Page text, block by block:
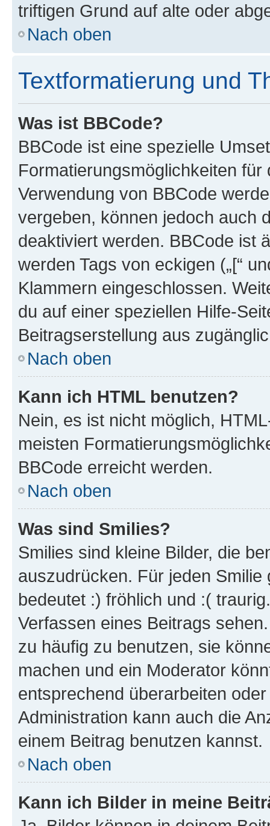
triftigen Grund auf alte oder
Nach oben
Textformatierung und
Was ist BBCode?
BBCode ist eine spezielle
Formatierungsmöglichkeiten
Verwendung von BBCode
vergeben, können jedoch auch
deaktiviert werden. BBCode ist
werden Tags von eckigen („[“
Klammern eingeschlossen.
du auf einer speziellen Hilfe-
Beitragserstellung aus
Nach oben
Kann ich HTML benutzen?
Nein, es ist nicht möglich,
meisten
BBCode erreicht werden.
Nach oben
Was sind Smilies?
Smilies sind kleine Bilder, die
auszudrücken. Für jeden
bedeutet :) fröhlich und :(
Verfassen eines Beitrags
zu häufig zu benutzen, sie
machen und ein Moderator
entsprechend überarbeiten
Administration kann auch die
einem Beitrag benutzen kannst.
Nach oben
Kann ich Bilder in meine